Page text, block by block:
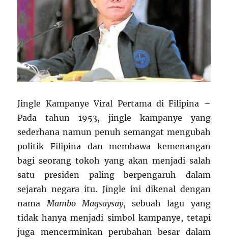
Jingle Kampanye Viral Pertama di Filipina –
Pada tahun 1953, jingle kampanye yang
sederhana namun penuh semangat mengubah
politik Filipina dan membawa kemenangan
bagi seorang tokoh yang akan menjadi salah
satu presiden paling berpengaruh dalam
sejarah negara itu. Jingle ini dikenal dengan
namaMambo Magsaysay, sebuah lagu yang
tidak hanya menjadi simbol kampanye, tetapi
juga mencerminkan perubahan besar dalam